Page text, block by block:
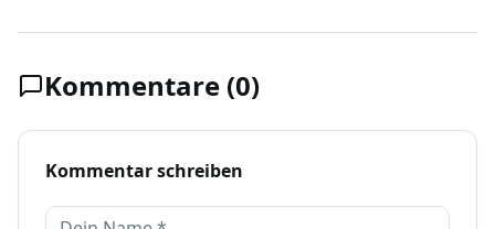
Kommentare (0)
Kommentar schreiben
Name